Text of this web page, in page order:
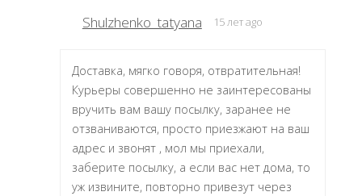
Shulzhenko_tatyana 15 лет ago
Доставка, мягко говоря, отвратительная!
Курьеры совершенно не заинтересованы
вручить вам вашу посылку, заранее не
отзваниваются, просто приезжают на ваш
адрес и звонят , мол мы приехали,
заберите посылку, а если вас нет дома, то
уж извините, повторно привезут через